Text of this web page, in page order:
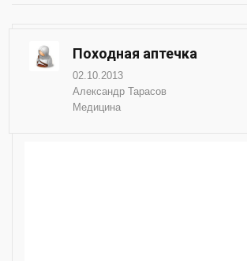
Походная аптечка
02.10.2013
Александр Тарасов
Медицина